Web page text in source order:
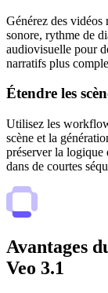
Générez des vidéos
sonore, rythme de
audiovisuelle pour
narratifs plus
Étendre les
Utilisez les
scène et la
préserver la logique
dans de courtes
Avantages
Veo 3.1